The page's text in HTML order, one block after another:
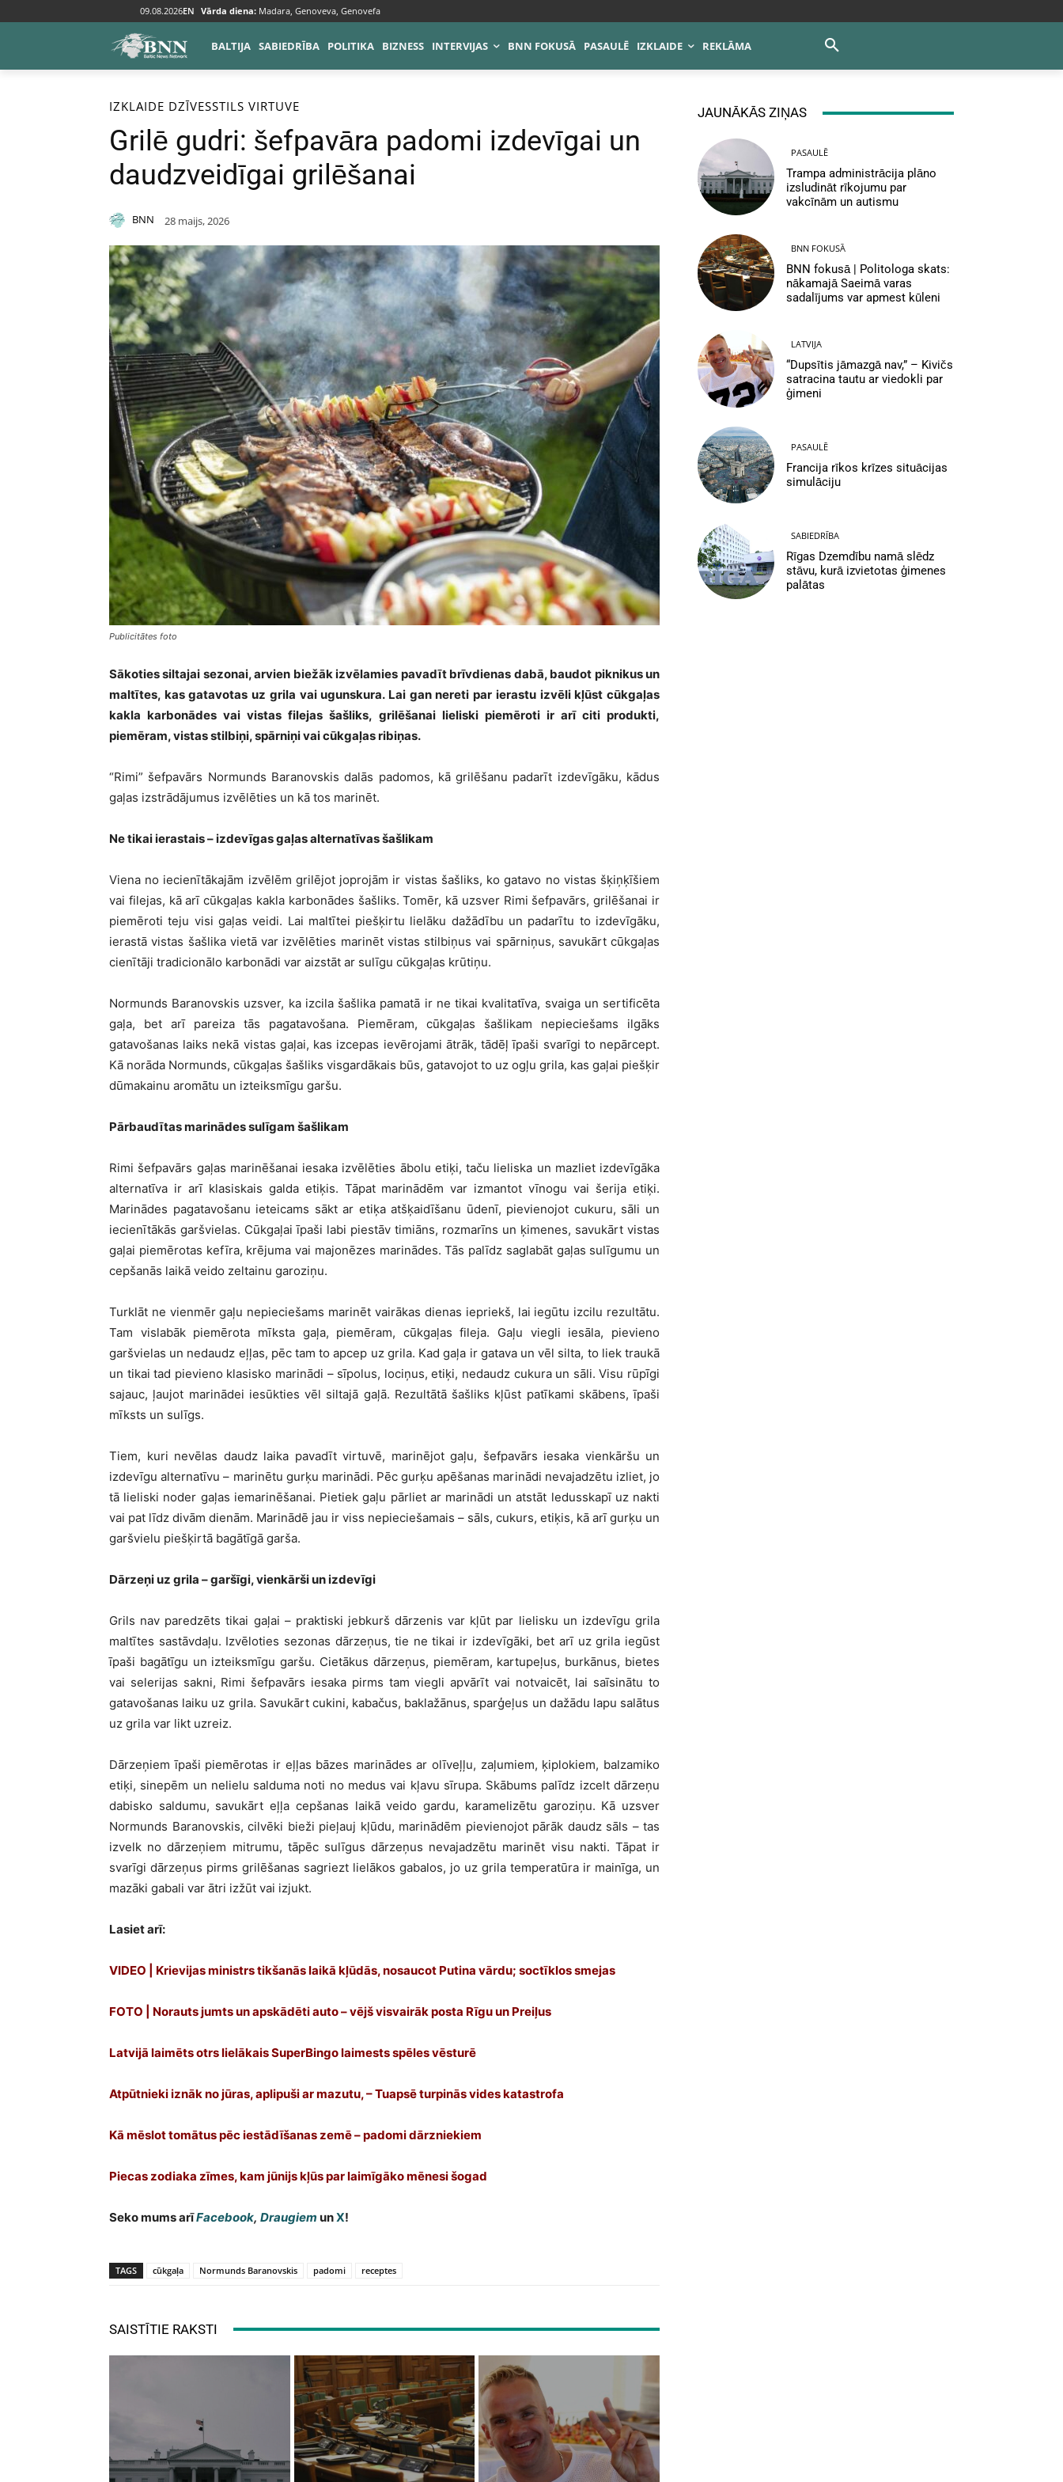
09.08.2026EN Vārda diena: Madara, Genoveva, Genovefa
BALTIJA SABIEDRĪBA POLITIKA BIZNESS INTERVIJAS BNN FOKUSĀ PASAULĒ IZKLAIDE REKLĀMA
Sākums Izklaide Dzīvesstils
IZKLAIDE DZĪVESSTILS VIRTUVE
Grilē gudri: šefpavāra padomi izdevīgai un
daudzveidīgai grilēšanai
BNN 28 maijs, 2026
Publicitātes foto
Sākoties siltajai sezonai, arvien biežāk izvēlamies pavadīt brīvdienas dabā, baudot piknikus un
maltītes, kas gatavotas uz grila vai ugunskura. Lai gan nereti par ierastu izvēli kļūst cūkgaļas
kakla karbonādes vai vistas filejas šašliks, grilēšanai lieliski piemēroti ir arī citi produkti,
piemēram, vistas stilbiņi, spārniņi vai cūkgaļas ribiņas.
“Rimi” šefpavārs Normunds Baranovskis dalās padomos, kā grilēšanu padarīt izdevīgāku, kādus
gaļas izstrādājumus izvēlēties un kā tos marinēt.
Ne tikai ierastais – izdevīgas gaļas alternatīvas šašlikam
Viena no iecienītākajām izvēlēm grilējot joprojām ir vistas šašliks, ko gatavo no vistas šķiņķīšiem
vai filejas, kā arī cūkgaļas kakla karbonādes šašliks. Tomēr, kā uzsver Rimi šefpavārs, grilēšanai ir
piemēroti teju visi gaļas veidi. Lai maltītei piešķirtu lielāku dažādību un padarītu to izdevīgāku,
ierastā vistas šašlika vietā var izvēlēties marinēt vistas stilbiņus vai spārniņus, savukārt cūkgaļas
cienītāji tradicionālo karbonādi var aizstāt ar sulīgu cūkgaļas krūtiņu.
Normunds Baranovskis uzsver, ka izcila šašlika pamatā ir ne tikai kvalitatīva, svaiga un sertificēta
gaļa, bet arī pareiza tās pagatavošana. Piemēram, cūkgaļas šašlikam nepieciešams ilgāks
gatavošanas laiks nekā vistas gaļai, kas izcepas ievērojami ātrāk, tādēļ īpaši svarīgi to nepārcept.
Kā norāda Normunds, cūkgaļas šašliks visgardākais būs, gatavojot to uz ogļu grila, kas gaļai piešķir
dūmakainu aromātu un izteiksmīgu garšu.
Pārbaudītas marinādes sulīgam šašlikam
Rimi šefpavārs gaļas marinēšanai iesaka izvēlēties ābolu etiķi, taču lieliska un mazliet izdevīgāka
alternatīva ir arī klasiskais galda etiķis. Tāpat marinādēm var izmantot vīnogu vai šerija etiķi.
Marinādes pagatavošanu ieteicams sākt ar etiķa atšķaidīšanu ūdenī, pievienojot cukuru, sāli un
iecienītākās garšvielas. Cūkgaļai īpaši labi piestāv timiāns, rozmarīns un ķimenes, savukārt vistas
gaļai piemērotas kefīra, krējuma vai majonēzes marinādes. Tās palīdz saglabāt gaļas sulīgumu un
cepšanās laikā veido zeltainu garoziņu.
Turklāt ne vienmēr gaļu nepieciešams marinēt vairākas dienas iepriekš, lai iegūtu izcilu rezultātu.
Tam vislabāk piemērota mīksta gaļa, piemēram, cūkgaļas fileja. Gaļu viegli iesāla, pievieno
garšvielas un nedaudz eļļas, pēc tam to apcep uz grila. Kad gaļa ir gatava un vēl silta, to liek traukā
un tikai tad pievieno klasisko marinādi – sīpolus, lociņus, etiķi, nedaudz cukura un sāli. Visu rūpīgi
sajauc, ļaujot marinādei iesūkties vēl siltajā gaļā. Rezultātā šašliks kļūst patīkami skābens, īpaši
mīksts un sulīgs.
Tiem, kuri nevēlas daudz laika pavadīt virtuvē, marinējot gaļu, šefpavārs iesaka vienkāršu un
izdevīgu alternatīvu – marinētu gurķu marinādi. Pēc gurķu apēšanas marinādi nevajadzētu izliet, jo
tā lieliski noder gaļas iemarinēšanai. Pietiek gaļu pārliet ar marinādi un atstāt ledusskapī uz nakti
vai pat līdz divām dienām. Marinādē jau ir viss nepieciešamais – sāls, cukurs, etiķis, kā arī gurķu un
garšvielu piešķirtā bagātīgā garša.
Dārzeņi uz grila – garšīgi, vienkārši un izdevīgi
Grils nav paredzēts tikai gaļai – praktiski jebkurš dārzenis var kļūt par lielisku un izdevīgu grila
maltītes sastāvdaļu. Izvēloties sezonas dārzeņus, tie ne tikai ir izdevīgāki, bet arī uz grila iegūst
īpaši bagātīgu un izteiksmīgu garšu. Cietākus dārzeņus, piemēram, kartupeļus, burkānus, bietes
vai selerijas sakni, Rimi šefpavārs iesaka pirms tam viegli apvārīt vai notvaicēt, lai saīsinātu to
gatavošanas laiku uz grila. Savukārt cukini, kabačus, baklažānus, sparģeļus un dažādu lapu salātus
uz grila var likt uzreiz.
Dārzeņiem īpaši piemērotas ir eļļas bāzes marinādes ar olīveļļu, zaļumiem, ķiplokiem, balzamiko
etiķi, sinepēm un nelielu salduma noti no medus vai kļavu sīrupa. Skābums palīdz izcelt dārzeņu
dabisko saldumu, savukārt eļļa cepšanas laikā veido gardu, karamelizētu garoziņu. Kā uzsver
Normunds Baranovskis, cilvēki bieži pieļauj kļūdu, marinādēm pievienojot pārāk daudz sāls – tas
izvelk no dārzeņiem mitrumu, tāpēc sulīgus dārzeņus nevajadzētu marinēt visu nakti. Tāpat ir
svarīgi dārzeņus pirms grilēšanas sagriezt lielākos gabalos, jo uz grila temperatūra ir mainīga, un
mazāki gabali var ātri izžūt vai izjukt.
Lasiet arī:
VIDEO | Krievijas ministrs tikšanās laikā kļūdās, nosaucot Putina vārdu; soctīklos smejas
FOTO | Norauts jumts un apskādēti auto – vējš visvairāk posta Rīgu un Preiļus
Latvijā laimēts otrs lielākais SuperBingo laimests spēles vēsturē
Atpūtnieki iznāk no jūras, aplipuši ar mazutu, – Tuapsē turpinās vides katastrofa
Kā mēslot tomātus pēc iestādīšanas zemē – padomi dārzniekiem
Piecas zodiaka zīmes, kam jūnijs kļūs par laimīgāko mēnesi šogad
Seko mums arīFacebook, Draugiem unX!
TAGS cūkgaļa Normunds Baranovskis padomi receptes
SAISTĪTIE RAKSTI
JAUNĀKĀS ZIŅAS
PASAULĒ
Trampa administrācija plāno
izsludināt rīkojumu par
vakcīnām un autismu
BNN FOKUSĀ
BNN fokusā | Politologa skats:
nākamajā Saeimā varas
sadalījums var apmest kūleni
LATVIJA
“Dupsītis jāmazgā nav,” – Kivičs
satracina tautu ar viedokli par
ģimeni
PASAULĒ
Francija rīkos krīzes situācijas
simulāciju
SABIEDRĪBA
Rīgas Dzemdību namā slēdz
stāvu, kurā izvietotas ģimenes
palātas